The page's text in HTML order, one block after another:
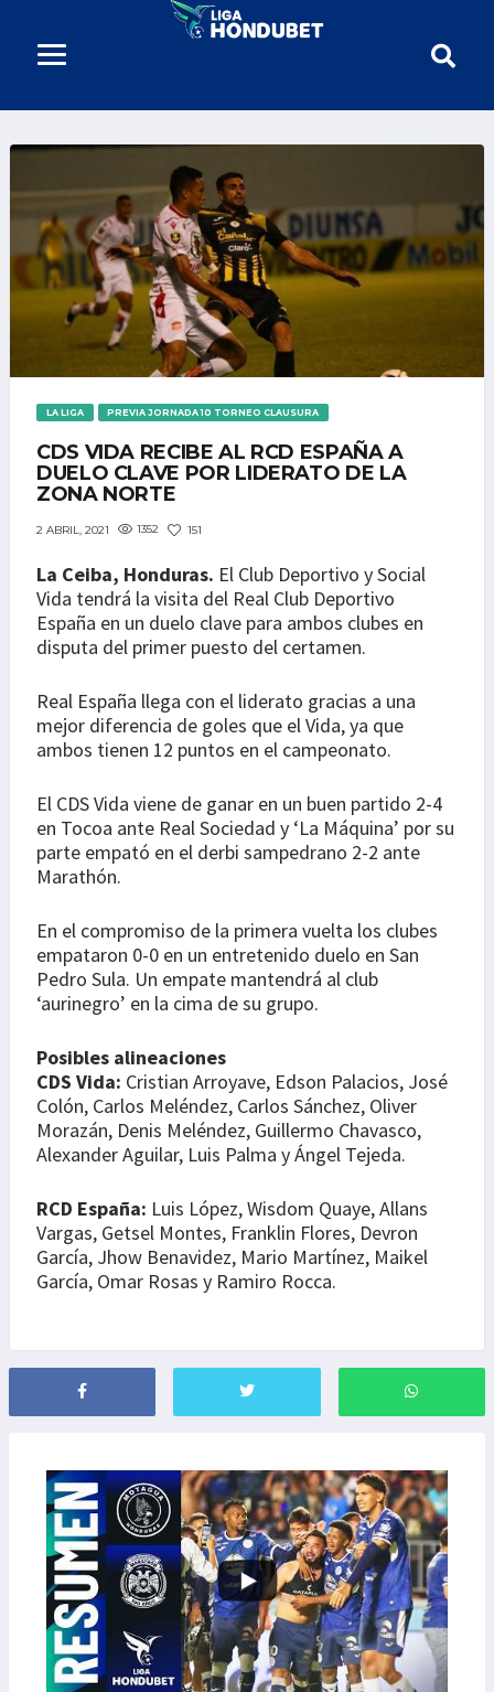
LA LIGA PREVIA JORNADA 10 TORNEO CLAUSURA
CDS VIDA RECIBE AL RCD ESPAÑA A
DUELO CLAVE POR LIDERATO DE LA
ZONA NORTE
2 ABRIL, 2021 1352 151
La Ceiba, Honduras. El Club Deportivo y Social
Vida tendrá la visita del Real Club Deportivo
España en un duelo clave para ambos clubes en
disputa del primer puesto del certamen.
Real España llega con el liderato gracias a una
mejor diferencia de goles que el Vida, ya que
ambos tienen 12 puntos en el campeonato.
El CDS Vida viene de ganar en un buen partido 2-4
en Tocoa ante Real Sociedad y ‘La Máquina’ por su
parte empató en el derbi sampedrano 2-2 ante
Marathón.
En el compromiso de la primera vuelta los clubes
empataron 0-0 en un entretenido duelo en San
Pedro Sula. Un empate mantendrá al club
‘aurinegro’ en la cima de su grupo.
Posibles alineaciones
CDS Vida: Cristian Arroyave, Edson Palacios, José
Colón, Carlos Meléndez, Carlos Sánchez, Oliver
Morazán, Denis Meléndez, Guillermo Chavasco,
Alexander Aguilar, Luis Palma y Ángel Tejeda.
RCD España: Luis López, Wisdom Quaye, Allans
Vargas, Getsel Montes, Franklin Flores, Devron
García, Jhow Benavidez, Mario Martínez, Maikel
García, Omar Rosas y Ramiro Rocca.